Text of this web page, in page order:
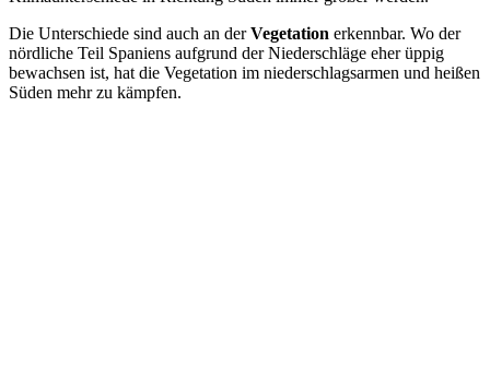
Die Unterschiede sind auch an derVegetation erkennbar. Wo der
nördliche Teil Spaniens aufgrund der Niederschläge eher üppig
bewachsen ist, hat die Vegetation im niederschlagsarmen und heißen
Süden mehr zu kämpfen.